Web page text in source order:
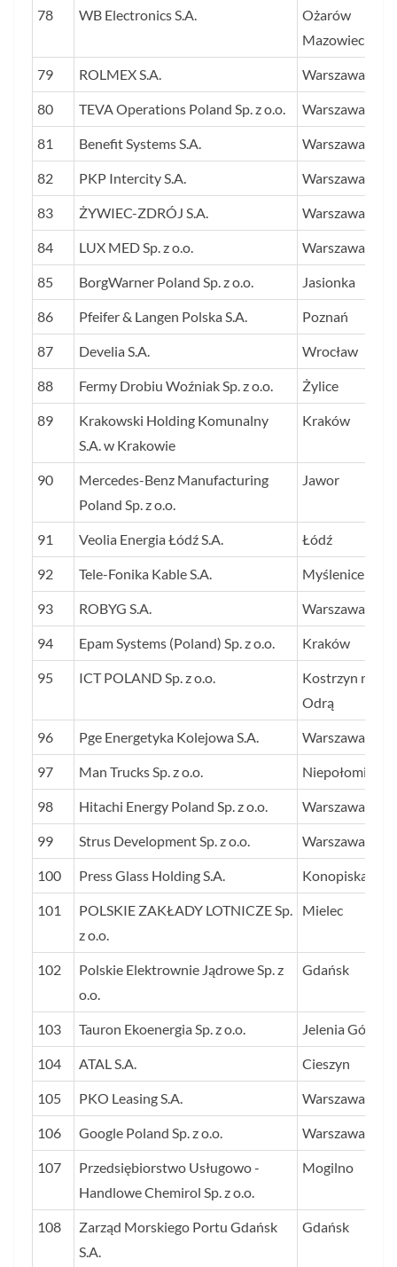
78 WB Electronics S.A.
Ożarów
Mazowiecki
79 ROLMEX S.A. Warszawa
80 TEVA Operations Poland Sp. z o.o. Warszawa
81 Benefit Systems S.A. Warszawa
82 PKP Intercity S.A. Warszawa
83 ŻYWIEC-ZDRÓJ S.A. Warszawa
84 LUX MED Sp. z o.o. Warszawa
85 BorgWarner Poland Sp. z o.o. Jasionka
86 Pfeifer & Langen Polska S.A. Poznań
87 Develia S.A. Wrocław
88 Fermy Drobiu Woźniak Sp. z o.o. Żylice
89
Krakowski Holding Komunalny
S.A. w Krakowie
Kraków
90
Mercedes-Benz Manufacturing
Poland Sp. z o.o.
Jawor
91 Veolia Energia Łódź S.A. Łódź
92 Tele-Fonika Kable S.A. Myślenice
93 ROBYG S.A. Warszawa
94 Epam Systems (Poland) Sp. z o.o. Kraków
95 ICT POLAND Sp. z o.o.
Kostrzyn nad
Odrą
96 Pge Energetyka Kolejowa S.A. Warszawa
97 Man Trucks Sp. z o.o. Niepołomice
98 Hitachi Energy Poland Sp. z o.o. Warszawa
99 Strus Development Sp. z o.o. Warszawa
100 Press Glass Holding S.A. Konopiska
101
POLSKIE ZAKŁADY LOTNICZE Sp.
z o.o.
Mielec
102
Polskie Elektrownie Jądrowe Sp. z
o.o.
Gdańsk
103 Tauron Ekoenergia Sp. z o.o. Jelenia Góra
104 ATAL S.A. Cieszyn
105 PKO Leasing S.A. Warszawa
106 Google Poland Sp. z o.o. Warszawa
107
Przedsiębiorstwo Usługowo -
Handlowe Chemirol Sp. z o.o.
Mogilno
108
Zarząd Morskiego Portu Gdańsk
S.A.
Gdańsk